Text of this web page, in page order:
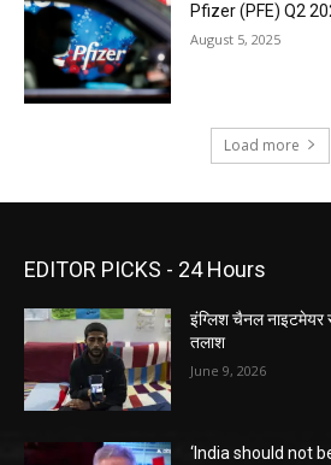
Pfizer (PFE) Q2
August 5, 2025
Load more
EDITOR PICKS - 24 Hours
इंग्लिश चैनल नाइटमेयर
तलाश
June 9, 2026
‘India should not